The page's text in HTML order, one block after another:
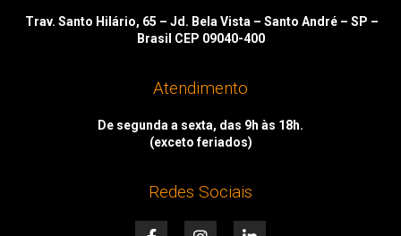
Trav. Santo Hilário, 65 – Jd. Bela Vista – Santo André – SP –
Brasil CEP 09040-400
Atendimento
De segunda a sexta, das 9h às 18h.
(exceto feriados)
Redes Sociais
F
I